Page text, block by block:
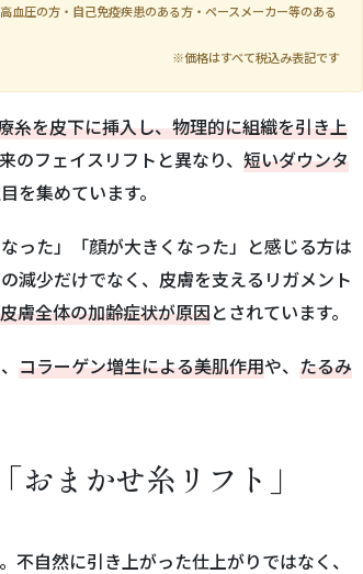
血圧の方・自己免疫疾患のある方・ペースメーカー等のある
※価格はすべて税込み表記です
糸を皮下に挿入し、物理的に組織を引き上
のフェイスリフトと異なり、 短いダウンタ
を集めています。
った」「顔が大きくなった」と感じる方は
減少だけでなく、皮膚を支えるリガメント
皮膚全体の加齢症状が原因とされています。
コラーゲン増生による美肌作用や、 たるみ
まかせ糸リフト」
不自然に引き上がった仕上がりではなく、